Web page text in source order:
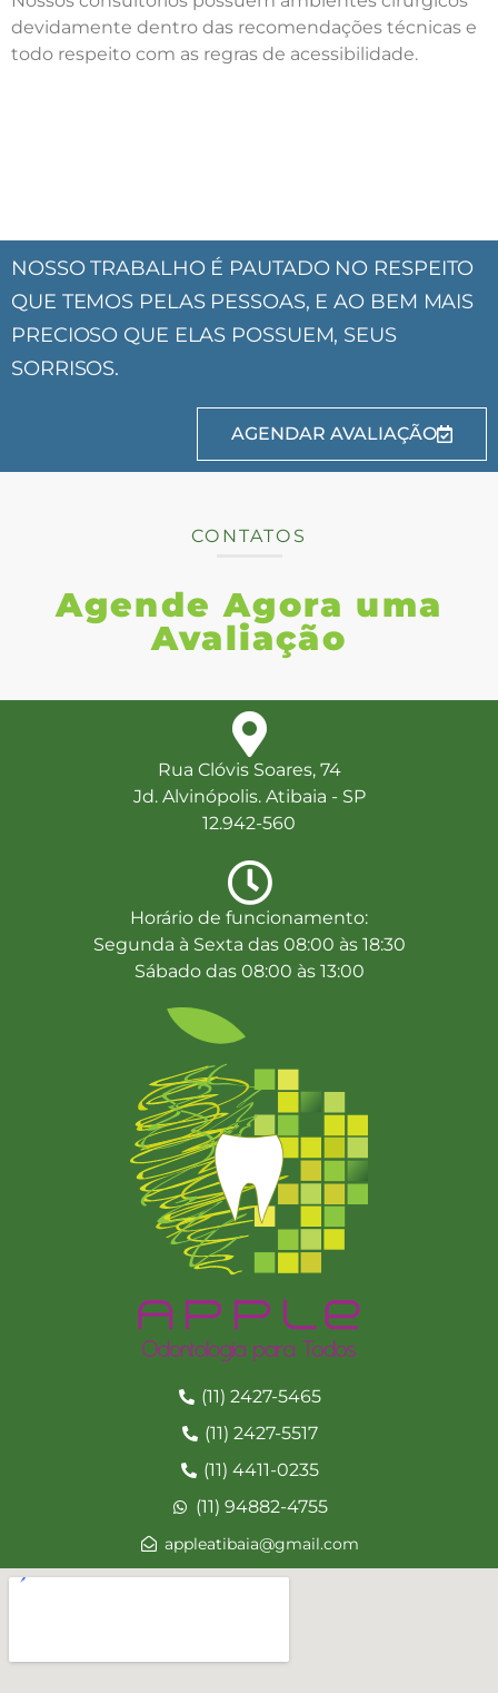
devidamente dentro das recomendações técnicas e
todo respeito com as regras de acessibilidade.
NOSSO TRABALHO É PAUTADO NO RESPEITO
QUE TEMOS PELAS PESSOAS, E AO BEM MAIS
PRECIOSO QUE ELAS POSSUEM, SEUS
SORRISOS.
AGENDAR AVALIAÇÃO
CONTATOS
Agende Agora uma
Avaliação
Rua Clóvis Soares, 74
Jd. Alvinópolis. Atibaia - SP
12.942-560
Horário de funcionamento:
Segunda à Sexta das 08:00 às 18:30
Sábado das 08:00 às 13:00
(11) 2427-5465
(11) 2427-5517
(11) 4411-0235
(11) 94882-4755
appleatibaia@gmail.com